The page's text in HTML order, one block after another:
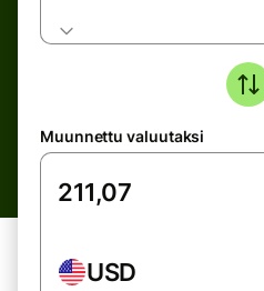
Muunnettu valuutaksi
USD